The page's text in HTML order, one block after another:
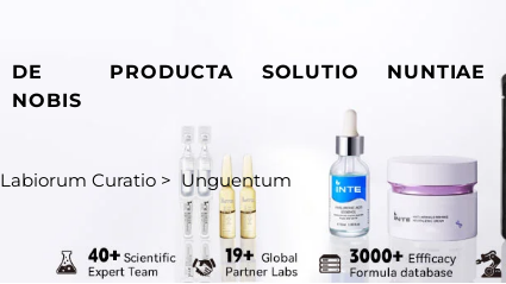
DE
NOBIS
PRODUCTA SOLUTIO NUNTIAE
Labiorum Curatio > Unguentum